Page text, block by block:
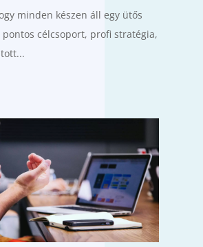
minden készen áll egy ütős
pontos célcsoport, profi stratégia,